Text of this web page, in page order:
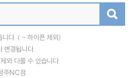
다. ( - 하이픈 제외)
변경됩니다.
와 다를 수 있습니다.
주NC점